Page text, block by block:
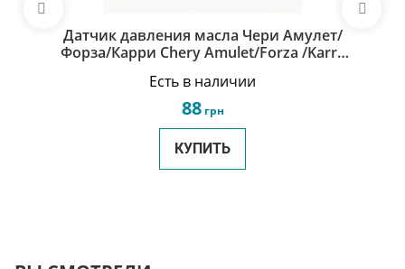
Датчик давления масла Чери Амулет/
Форза/Карри Chery Amulet/Forza /Karry
Есть в наличии
88грн
КУПИТЬ